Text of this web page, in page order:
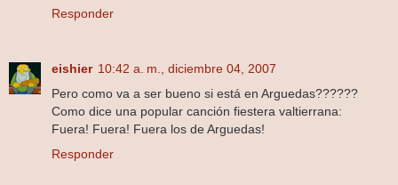
Responder
eishier 10:42 a. m., diciembre 04, 2007
Pero como va a ser bueno si está en Arguedas??????
Como dice una popular canción fiestera valtierrana:
Fuera! Fuera! Fuera los de Arguedas!
Responder